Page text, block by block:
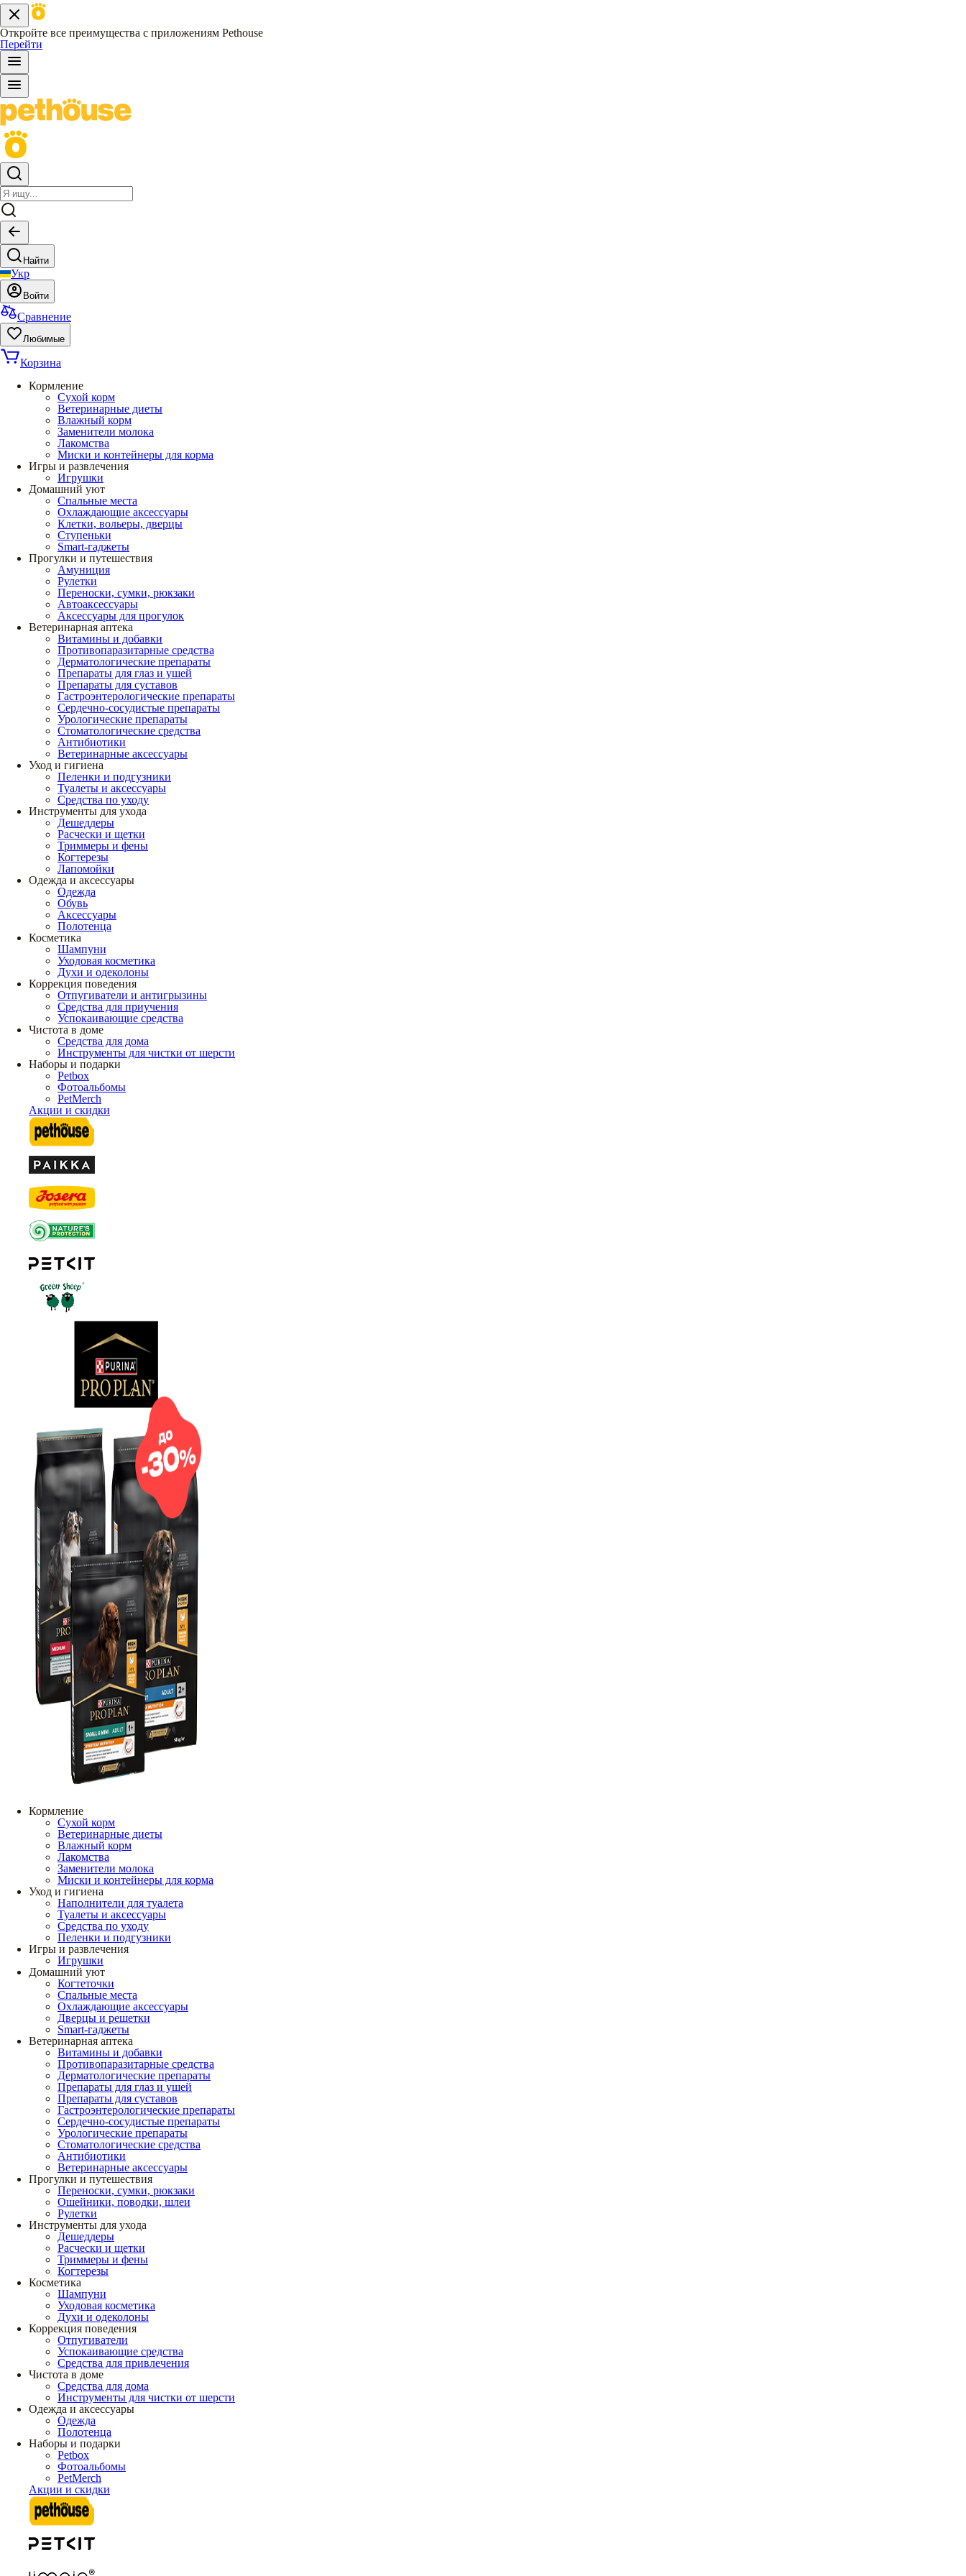
Откройте все преимущества с приложениям Pethouse
Перейти
Найти
Укр
Войти
Сравнение
Любимые
Корзина
Кормление
Сухой корм
Ветеринарные диеты
Влажный корм
Заменители молока
Лакомства
Миски и контейнеры для корма
Игры и развлечения
Игрушки
Домашний уют
Спальные места
Охлаждающие аксессуары
Клетки, вольеры, дверцы
Ступеньки
Smart-гаджеты
Прогулки и путешествия
Амуниция
Рулетки
Переноски, сумки, рюкзаки
Автоаксессуары
Аксессуары для прогулок
Ветеринарная аптека
Витамины и добавки
Противопаразитарные средства
Дерматологические препараты
Препараты для глаз и ушей
Препараты для суставов
Гастроэнтерологические препараты
Сердечно-сосудистые препараты
Урологические препараты
Стоматологические средства
Антибиотики
Ветеринарные аксессуары
Уход и гигиена
Пеленки и подгузники
Туалеты и аксессуары
Средства по уходу
Инструменты для ухода
Дешеддеры
Расчески и щетки
Триммеры и фены
Когтерезы
Лапомойки
Одежда и аксессуары
Одежда
Обувь
Аксессуары
Полотенца
Косметика
Шампуни
Уходовая косметика
Духи и одеколоны
Коррекция поведения
Отпугиватели и антигрызины
Средства для приучения
Успокаивающие средства
Чистота в доме
Средства для дома
Инструменты для чистки от шерсти
Наборы и подарки
Petbox
Фотоальбомы
PetMerch
Акции и скидки
Кормление
Сухой корм
Ветеринарные диеты
Влажный корм
Лакомства
Заменители молока
Миски и контейнеры для корма
Уход и гигиена
Наполнители для туалета
Туалеты и аксессуары
Средства по уходу
Пеленки и подгузники
Игры и развлечения
Игрушки
Домашний уют
Когтеточки
Спальные места
Охлаждающие аксессуары
Дверцы и решетки
Smart-гаджеты
Ветеринарная аптека
Витамины и добавки
Противопаразитарные средства
Дерматологические препараты
Препараты для глаз и ушей
Препараты для суставов
Гастроэнтерологические препараты
Сердечно-сосудистые препараты
Урологические препараты
Стоматологические средства
Антибиотики
Ветеринарные аксессуары
Прогулки и путешествия
Переноски, сумки, рюкзаки
Ошейники, поводки, шлеи
Рулетки
Инструменты для ухода
Дешеддеры
Расчески и щетки
Триммеры и фены
Когтерезы
Косметика
Шампуни
Уходовая косметика
Духи и одеколоны
Коррекция поведения
Отпугиватели
Успокаивающие средства
Средства для привлечения
Чистота в доме
Средства для дома
Инструменты для чистки от шерсти
Одежда и аксессуары
Одежда
Полотенца
Наборы и подарки
Petbox
Фотоальбомы
PetMerch
Акции и скидки